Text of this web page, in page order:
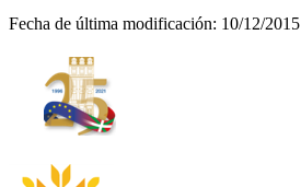
Fecha de última modificación: 10/12/2015